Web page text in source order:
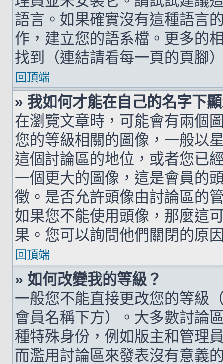
語言。如果確實沒有這種語言
作，建立您的語系檔。更多的
找到（連結請看每一頁的頁腳
回頂端
» 我如何才能在自己的名字下
在瀏覽文章時，可能會有兩個
您的等級相關的圖像，一般以
這個討論區的地位，或者您已
一個更大的圖像，這是會員的
徵。是否允許頭像由討論區的
如果您不能使用頭像，那麼這
果。您可以詢問他們關閉的原
回頂端
» 如何改變我的等級？
一般您不能直接更改您的等級
會員名稱下方）。大多數討論
種特殊身份，例如版主和管理
而濫用討論區來發表沒有意義